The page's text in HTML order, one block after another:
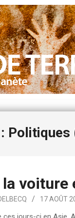
Politiques
voiture
17 AOÛT